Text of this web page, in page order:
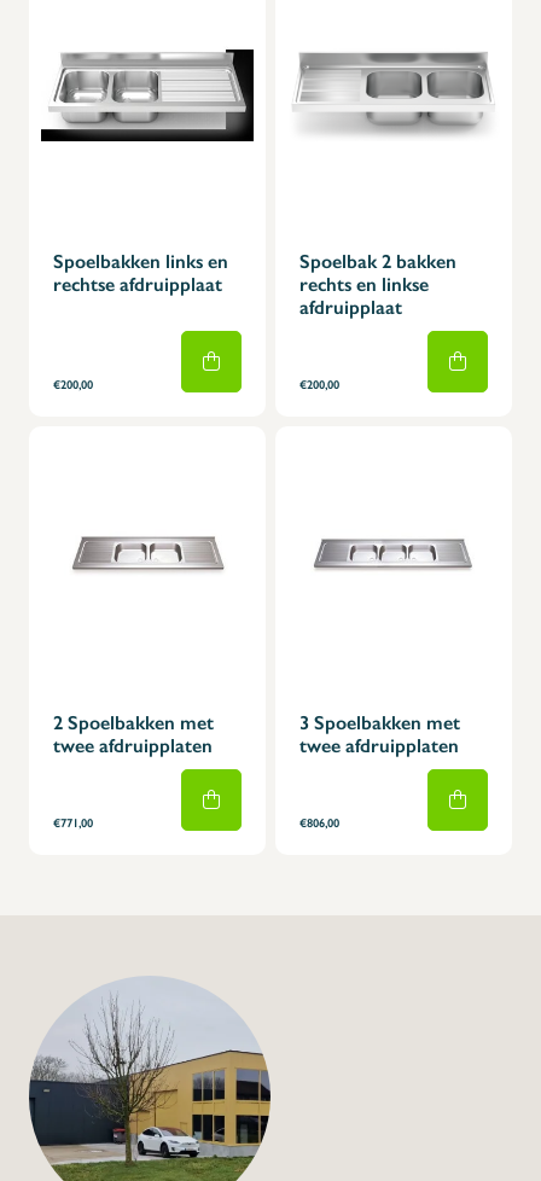
Spoelbakken links en
rechtse afdruipplaat
€200,00
Spoelbak 2 bakken
rechts en linkse
afdruipplaat
€200,00
2 Spoelbakken met
twee afdruipplaten
€771,00
3 Spoelbakken met
twee afdruipplaten
€806,00